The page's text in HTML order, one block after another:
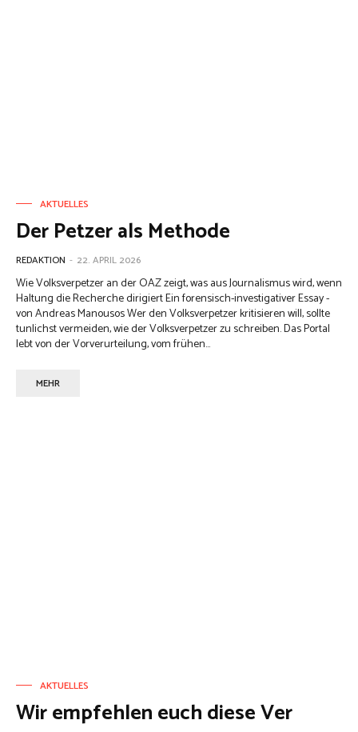
AKTUELLES
Der Petzer als Methode
REDAKTION - 22. APRIL 2026
Wie Volksverpetzer an der OAZ zeigt, was aus Journalismus wird, wenn
Haltung die Recherche dirigiert Ein forensisch-investigativer Essay -
von Andreas Manousos Wer den Volksverpetzer kritisieren will, sollte
tunlichst vermeiden, wie der Volksverpetzer zu schreiben. Das Portal
lebt von der Vorverurteilung, vom frühen...
MEHR
AKTUELLES
Wir empfehlen euch diese Ver